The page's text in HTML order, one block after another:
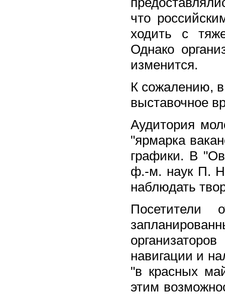
что
ходить с
Однако
изменится.
К сожалению,
выставочное
Аудитория
"ярмарка
графики. В
ф.-м. наук П.
наблюдать
навигации и
"в красных
этим